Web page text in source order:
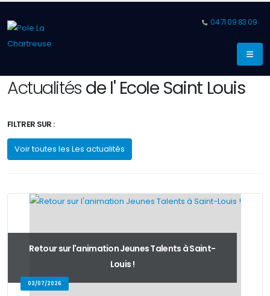
04 71 09 83 09
Actualités de l' Ecole Saint Louis
FILTRER SUR :
Voir toutes les Les actualités
Retour sur l'animation Jeunes Talents à Saint-
Louis !
03/07/2026